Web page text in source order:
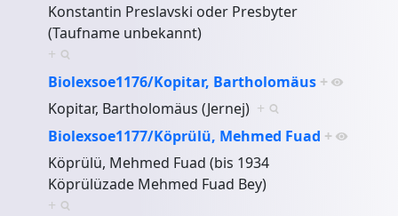
Konstantin Preslavski oder Presbyter
(Taufname unbekannt)
+
Biolexsoe1176/Kopitar, Bartholomäus +
Kopitar, Bartholomäus (Jernej) +
Biolexsoe1177/Köprülü, Mehmed Fuad +
Köprülü, Mehmed Fuad (bis 1934
Köprülüzade Mehmed Fuad Bey)
+